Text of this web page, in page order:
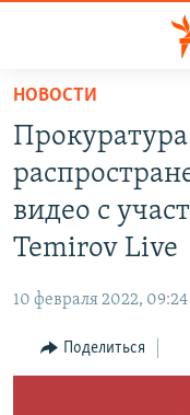
Вернуться
основному
содержанию
Вернутся
главной
Вернутся
поиску
КАЗАХСТАН
УЗБЕКИСТАН
НОВОСТИ
ВОЙНА В УКРАИНЕ
НА ДРУГИХ ЯЗЫКАХ
КЫРГЫЗЧА
ЎЗБЕКЧА
ПОДПИШИТЕСЬ НА НАС В
НОВОСТИ
видео с
Temirov Live
10 февраля 2022, 09:24
Поделиться